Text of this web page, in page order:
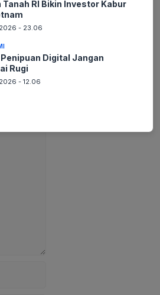
Tanah RI Bikin Investor Kabur
- 23.06
Digital Jangan
Rugi
- 12.06